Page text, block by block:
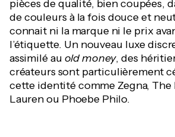
pièces de qualité, bien coupées,
de couleurs à la fois douce et
connait ni la marque ni le prix
l’étiquette. Un nouveau luxe
assimilé au old money, des
créateurs sont particulièrement
cette identité comme Zegna, The
Lauren ou Phoebe Philo.